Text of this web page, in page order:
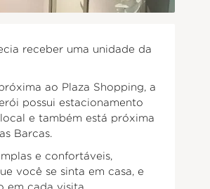
receber uma unidade da
ao Plaza Shopping, a
possui estacionamento
e também está próxima
Barcas.
e confortáveis,
você se sinta em casa, e
em cada visita.